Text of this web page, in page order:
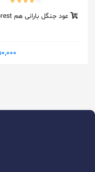
عود جنگل بارانی هم Rain Forest
450,000